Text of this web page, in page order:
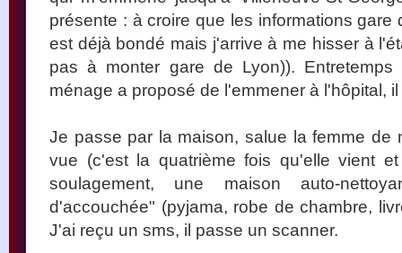
présente : à croire que les informations
est déjà bondé mais j'arrive à me hisser à
pas à monter gare de Lyon)).
ménage a proposé de l'emmener à l'hôpital,
Je passe par la maison, salue la femme de
vue (c'est la quatrième fois qu'elle vient
soulagement, une maison auto-
d'accouchée" (pyjama, robe de chambre,
J'ai reçu un sms, il passe un scanner.